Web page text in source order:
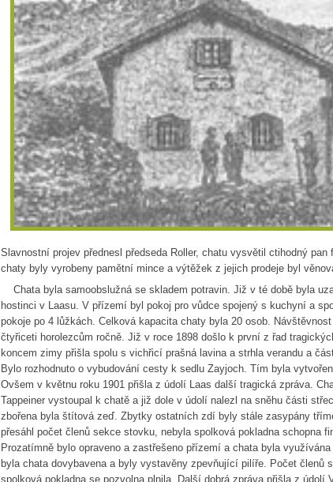
Slavnostní projev přednesl předseda Roller, chatu vysvětil ctihodný
chaty byly vyrobeny pamětní mince a výtěžek z jejich prodeje byl
Chata byla samoobslužná se skladem potravin. Již v té době byla
hostinci v Laasu. V přízemí byl pokoj pro vůdce spojený s kuchyní a
pokoje po 4 lůžkách. Celková kapacita chaty byla 20 osob.
čtyřiceti horolezcům ročně. Již v roce 1898 došlo k první z řad
koncem zimy přišla spolu s vichřicí prašná lavina a strhla verandu a
Bylo rozhodnuto o vybudování cesty k sedlu Zayjoch. Tím byla
Ovšem v květnu roku 1901 přišla z údolí Laas další tragická zpráva.
Tappeiner vystoupal k chatě a již dole v údolí nalezl na sněhu části
zbořena byla štítová zeď. Zbytky ostatních zdí byly stále zasypány
přesáhl počet členů sekce stovku, nebyla spolková pokladna schopna
Prozatímně bylo opraveno a zastřešeno přízemí a chata byla
byla chata dovybavena a byly vystavěny zpevňující pilíře. Počet členů
spolková pokladna se pozvolna plnila. Další dobrá zpráva přišla z údolí